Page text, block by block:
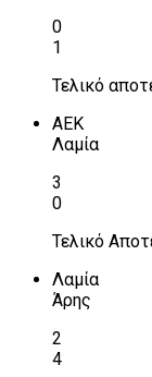
0
1
Τελικό
ΑΕΚ
Λαμία
3
0
Τελικό
Λαμία
Άρης
2
4